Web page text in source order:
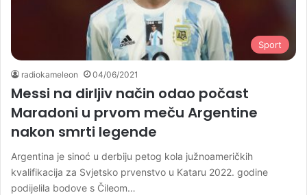
Sport
radiokameleon 04/06/2021
Messi na dirljiv način odao počast
Maradoni u prvom meču Argentine
nakon smrti legende
Argentina je sinoć u derbiju petog kola južnoameričkih
kvalifikacija za Svjetsko prvenstvo u Kataru 2022. godine
podijelila bodove s Čileom…